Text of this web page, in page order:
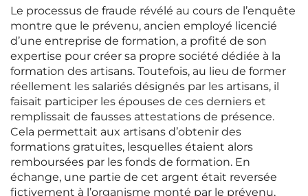
Le processus de fraude révélé au cours de l’enquête
montre que le prévenu, ancien employé licencié
d’une entreprise de formation, a profité de son
expertise pour créer sa propre société dédiée à la
formation des artisans. Toutefois, au lieu de former
réellement les salariés désignés par les artisans, il
faisait participer les épouses de ces derniers et
remplissait de fausses attestations de présence.
Cela permettait aux artisans d’obtenir des
formations gratuites, lesquelles étaient alors
remboursées par les fonds de formation. En
échange, une partie de cet argent était reversée
fictivement à l’organisme monté par le prévenu,